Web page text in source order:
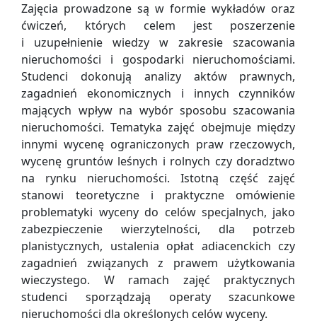
Zajęcia prowadzone są w formie wykładów oraz
ćwiczeń, których celem jest poszerzenie
i uzupełnienie wiedzy w zakresie szacowania
nieruchomości i gospodarki nieruchomościami.
Studenci dokonują analizy aktów prawnych,
zagadnień ekonomicznych i innych czynników
mających wpływ na wybór sposobu szacowania
nieruchomości. Tematyka zajęć obejmuje między
innymi wycenę ograniczonych praw rzeczowych,
wycenę gruntów leśnych i rolnych czy doradztwo
na rynku nieruchomości. Istotną część zajęć
stanowi teoretyczne i praktyczne omówienie
problematyki wyceny do celów specjalnych, jako
zabezpieczenie wierzytelności, dla potrzeb
planistycznych, ustalenia opłat adiacenckich czy
zagadnień związanych z prawem użytkowania
wieczystego. W ramach zajęć praktycznych
studenci sporządzają operaty szacunkowe
nieruchomości dla określonych celów wyceny.